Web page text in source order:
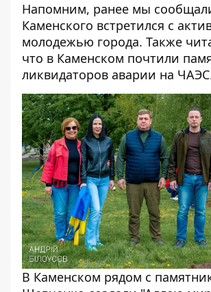
Напомним, ранее мы
Каменского встретился с
молодежью города. Также
что в Каменском почтили
ликвидаторов аварии на
В Каменском рядом с